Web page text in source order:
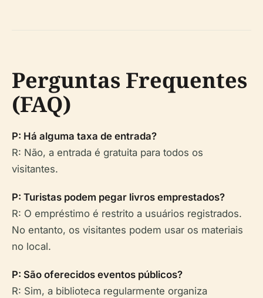
Perguntas Frequentes
(FAQ)
P: Há alguma taxa de entrada?
R: Não, a entrada é gratuita para todos os
visitantes.
P: Turistas podem pegar livros emprestados?
R: O empréstimo é restrito a usuários registrados.
No entanto, os visitantes podem usar os materiais
no local.
P: São oferecidos eventos públicos?
R: Sim, a biblioteca regularmente organiza